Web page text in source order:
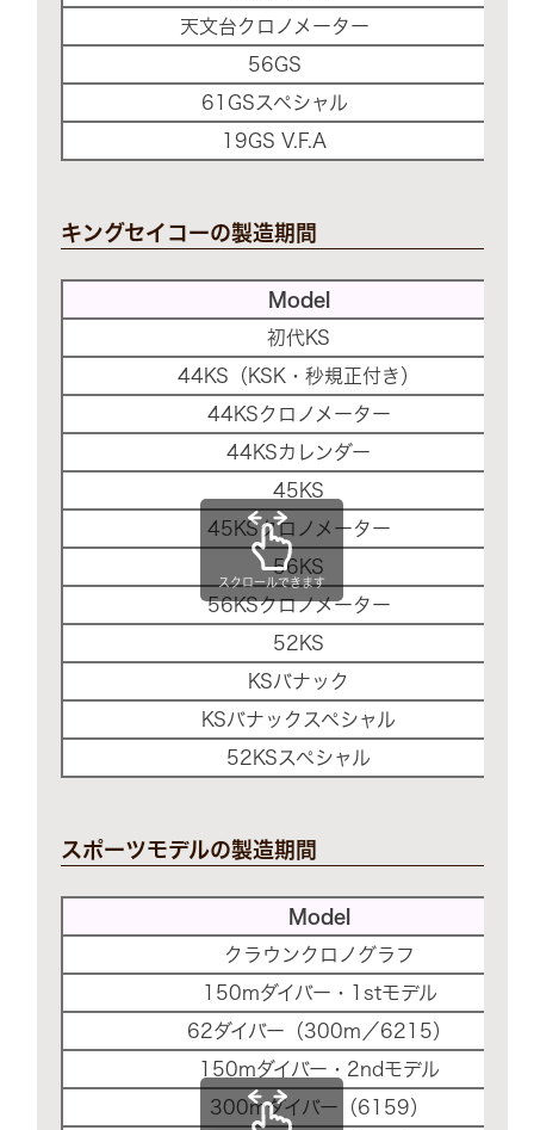
天文台クロノメーター
56GS
61GSスペシャル
19GS V.F.A
キングセイコーの製造期間
Model
初代KS
44KS（KSK・秒規正付き）
44KSクロノメーター
44KSカレンダー
45KS
45KSクロノメーター
56KS
56KSクロノメーター
52KS
KSバナック
KSバナックスペシャル
52KSスペシャル
スクロールできます
スポーツモデルの製造期間
Model
クラウンクロノグラフ
150mダイバー・1stモデル
62ダイバー（300m／6215）
150mダイバー・2ndモデル
300mダイバー（6159）